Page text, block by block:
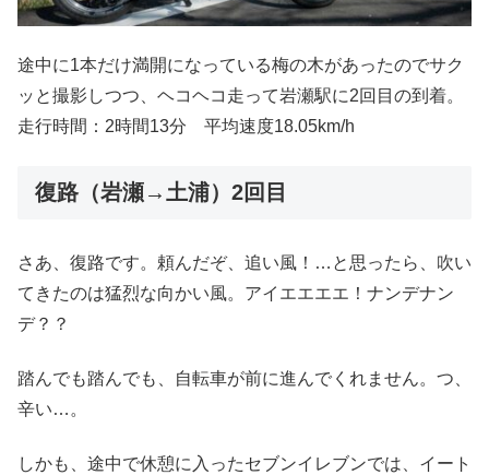
途中に1本だけ満開になっている梅の木があったのでサク
ッと撮影しつつ、ヘコヘコ走って岩瀬駅に2回目の到着。
走行時間：2時間13分 平均速度18.05km/h
復路（岩瀬→土浦）2回目
さあ、復路です。頼んだぞ、追い風！…と思ったら、吹い
てきたのは猛烈な向かい風。アイエエエエ！ナンデナン
デ？？
踏んでも踏んでも、自転車が前に進んでくれません。つ、
辛い…。
しかも、途中で休憩に入ったセブンイレブンでは、イート